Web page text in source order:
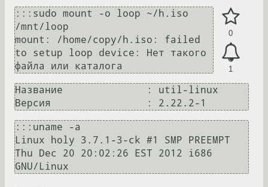
0
1
:::sudo mount -o loop ~/h.iso
/mnt/loop
mount: /home/copy/h.iso: failed
to setup loop device: Нет такого
Название              : util-linux
:::uname -a
Linux holy 3.7.1-3-ck #1 SMP PREEMPT
Thu Dec 20 20:02:26 EST 2012 i686
GNU/Linux